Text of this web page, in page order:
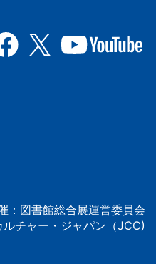
：図書館総合展運営委員会
チャー・ジャパン（JCC)